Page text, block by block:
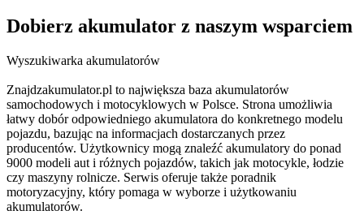
Dobierz akumulator z naszym wsparciem
Wyszukiwarka akumulatorów
Znajdzakumulator.pl to największa baza akumulatorów
samochodowych i motocyklowych w Polsce. Strona umożliwia
łatwy dobór odpowiedniego akumulatora do konkretnego modelu
pojazdu, bazując na informacjach dostarczanych przez
producentów. Użytkownicy mogą znaleźć akumulatory do ponad
9000 modeli aut i różnych pojazdów, takich jak motocykle, łodzie
czy maszyny rolnicze. Serwis oferuje także poradnik
motoryzacyjny, który pomaga w wyborze i użytkowaniu
akumulatorów.